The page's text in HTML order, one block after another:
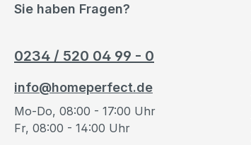
Sie haben Fragen?
0234 / 520 04 99 - 0
info@homeperfect.de
Mo-Do, 08:00 - 17:00 Uhr
Fr, 08:00 - 14:00 Uhr